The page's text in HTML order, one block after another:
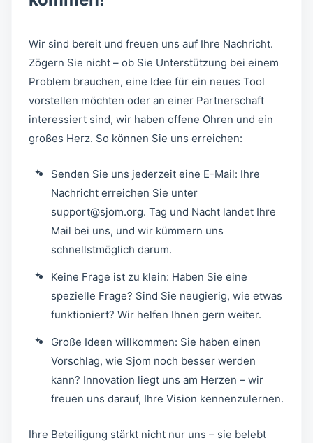
Wir sind bereit und freuen uns auf Ihre Nachricht.
Zögern Sie nicht – ob Sie Unterstützung bei einem
Problem brauchen, eine Idee für ein neues Tool
vorstellen möchten oder an einer Partnerschaft
interessiert sind, wir haben offene Ohren und ein
großes Herz. So können Sie uns erreichen:
Senden Sie uns jederzeit eine E-Mail: Ihre
Nachricht erreichen Sie unter
support@sjom.org. Tag und Nacht landet Ihre
Mail bei uns, und wir kümmern uns
schnellstmöglich darum.
Keine Frage ist zu klein: Haben Sie eine
spezielle Frage? Sind Sie neugierig, wie etwas
funktioniert? Wir helfen Ihnen gern weiter.
Große Ideen willkommen: Sie haben einen
Vorschlag, wie Sjom noch besser werden
kann? Innovation liegt uns am Herzen – wir
freuen uns darauf, Ihre Vision kennenzulernen.
Ihre Beteiligung stärkt nicht nur uns – sie belebt